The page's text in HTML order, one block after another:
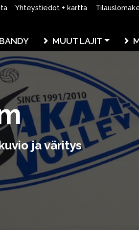
Yhteystiedot + kartta
MUUT LAJIT
ja väritys